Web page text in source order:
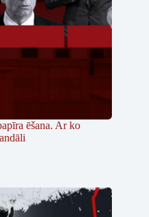
ēšana. Ar ko